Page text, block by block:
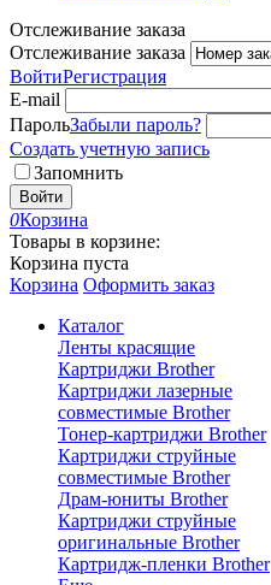
Отслеживание заказа
Отслеживание заказа
ВойтиРегистрация
E-mail
ПарольЗабыли пароль?
Создать учетную запись
Запомнить
Войти
0Корзина
Товары в корзине:
Корзина пуста
Корзина Оформить заказ
Каталог
Ленты красящие
Картриджи Brother
Картриджи лазерные
совместимые Brother
Тонер-картриджи Brother
Картриджи струйные
совместимые Brother
Драм-юниты Brother
Картриджи струйные
оригинальные Brother
Картридж-пленки Brother